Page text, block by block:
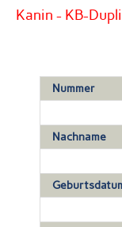
Kanin - KB-
Nummer
Nachname